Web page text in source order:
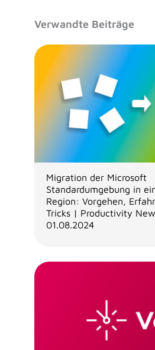
Verwandte Beiträge
Migration der Microsoft
Standardumgebung in
Region: Vorgehen,
Tricks | Productivity
01.08.2024